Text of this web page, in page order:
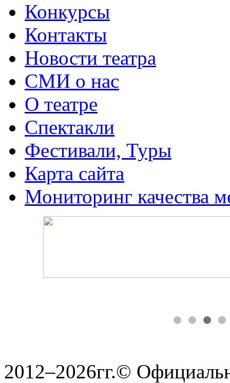
Конкурсы
Контакты
Новости театра
СМИ о нас
О театре
Спектакли
Фестивали, Туры
Карта сайта
Мониторинг качества
2012–2026гг.©